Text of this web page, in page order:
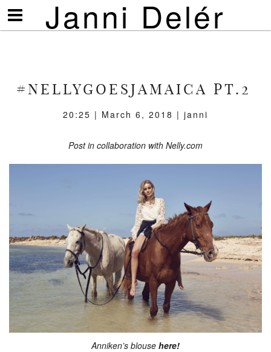
Janni Delér
Visa/göm
meny
#NELLYGOESJAMAICA PT.2
20:25 | March 6, 2018 | janni
Post in collaboration with Nelly.com
Anniken’s blouse here!